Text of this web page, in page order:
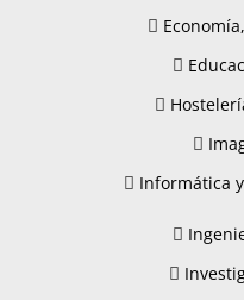
Informática